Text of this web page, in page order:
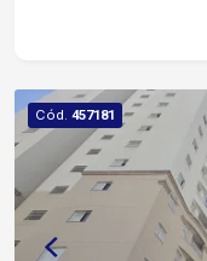
condomínio: Piscina adulto e infantil Academia
completa Salão
churrasqueira
24h e segurança monitorada
conheça esse
investir!
Cód. 457181